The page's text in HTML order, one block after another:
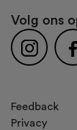
Volg ons
Feedback
Privacy